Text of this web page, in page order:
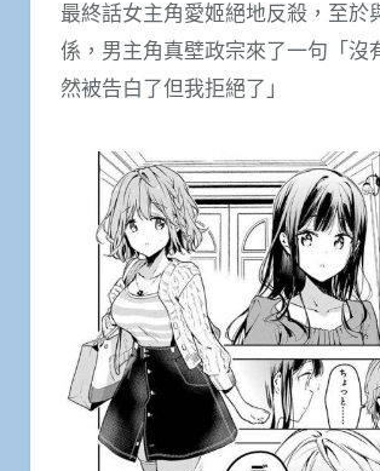
最終話女主角愛姬絕地反殺，至於
係，男主角真壁政宗來了一句「沒
然被告白了但我拒絕了」